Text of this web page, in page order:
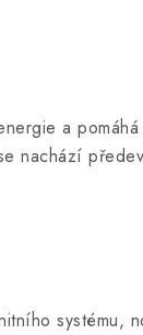
a
nachází
systému,